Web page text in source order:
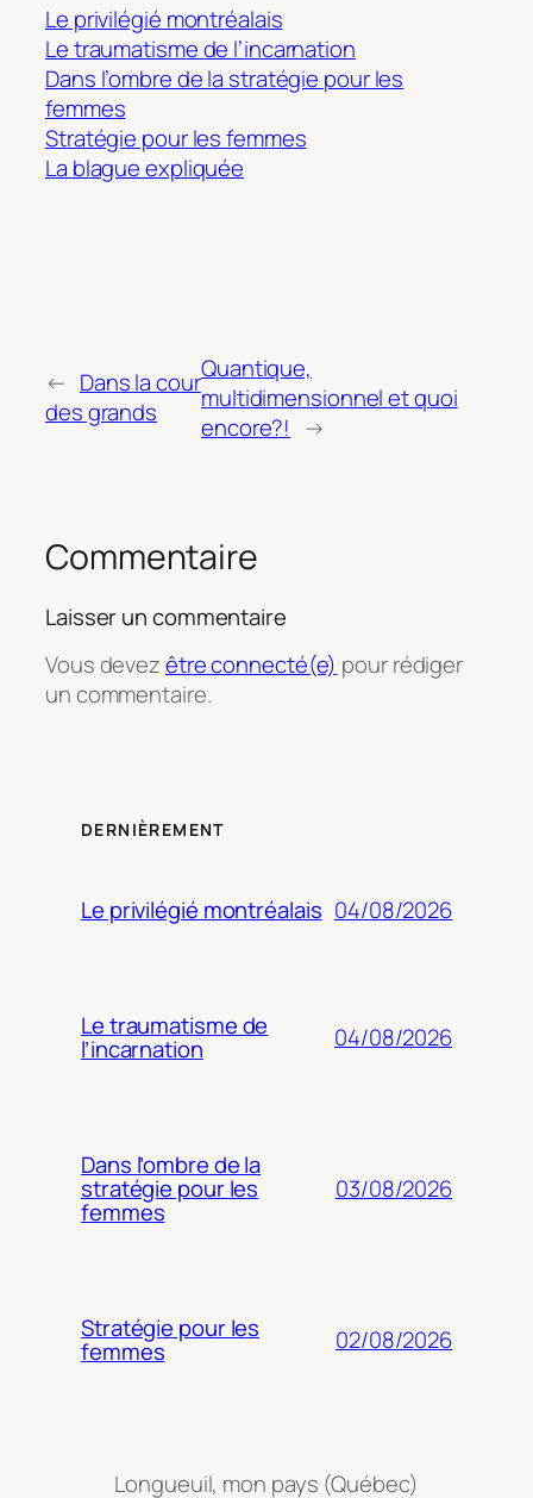
Le privilégié montréalais
Le traumatisme de l’incarnation
Dans l’ombre de la stratégie pour les
femmes
Stratégie pour les femmes
La blague expliquée
← Dans la cour
des grands
Quantique,
multidimensionnel et quoi
encore?! →
Commentaire
Laisser un commentaire
Vous devezêtre connecté(e) pour rédiger
un commentaire.
DERNIÈREMENT
Le privilégié montréalais 04/08/2026
Le traumatisme de
l’incarnation 04/08/2026
Dans l’ombre de la
stratégie pour les
femmes
03/08/2026
Stratégie pour les
femmes 02/08/2026
Longueuil, mon pays (Québec)